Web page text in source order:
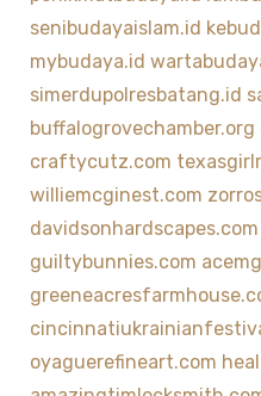
senibudayaislam.id
mybudaya.id
simerdupolresbatang.id
buffalogrovechamber.org
craftycutz.com
williemcginest.com
davidsonhardscapes.com
guiltybunnies.com
oyaguerefineart.com